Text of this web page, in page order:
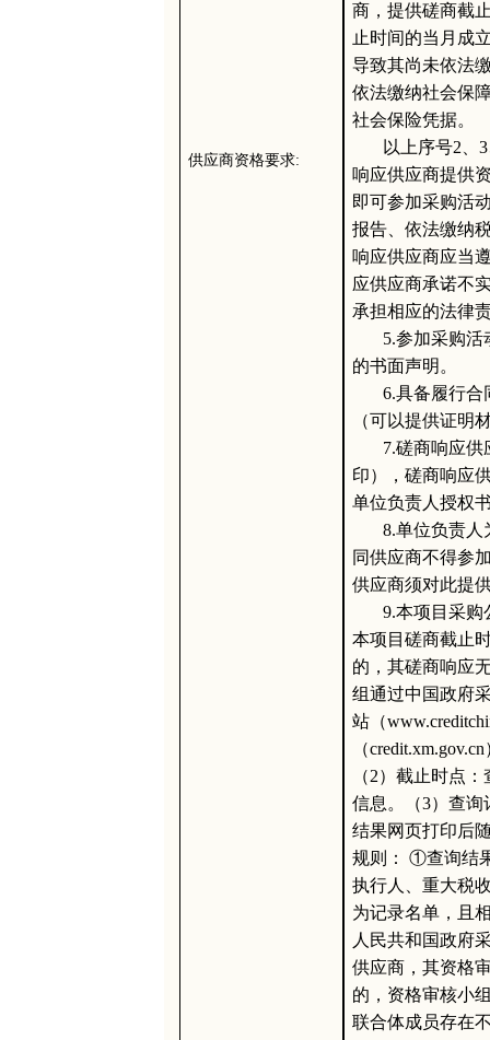
供应商资格要求:
商，提供磋商截
止时间的当月成
导致其尚未依法
依法缴纳社会保
社会保险凭据。
以上序号2、
响应供应商提供
即可参加采购活
报告、依法缴纳
响应供应商应当
应供应商承诺不
承担相应的法律
5.参加采购
的书面声明。
6.具备履行合
（可以提供证明
7.磋商响应
印），磋商响应
单位负责人授权
8.单位负责人
同供应商不得参
供应商须对此提
9.本项目采购
本项目磋商截止
的，其磋商响应
组通过中国政府
站（
（
（2）截止时点
信息。（3）查
结果网页打印后
规则： ①查询结
执行人、重大税
为记录名单，且
人民共和国政府
供应商，其资格
的，资格审核小
联合体成员存在